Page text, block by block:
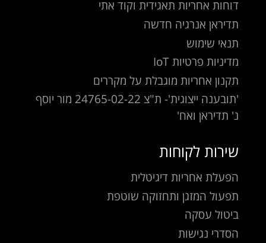
דוחות אחריות תאגידית וקוד אתי
תדיראן אנרגיה חדשה
תנאי שימוש
מדיניות פרטיות IoT
תקנון אחריות מוגבלת על מקררים
'תובענה ייצוגית'- ת"צ 24765-02-22 מור יוסף
נ' תדיראן ואח'
שירות לקוחות
הפעלת אחריות דיגיטלית
תפעול המזגן ותחזוקה שוטפת
ביטול עסקה
הסדרי נגישות